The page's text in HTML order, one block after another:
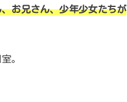
お兄さん、少年少女たちが
。